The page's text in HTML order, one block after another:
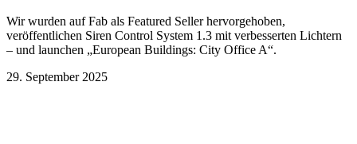
Wir wurden auf Fab als Featured Seller hervorgehoben,
veröffentlichen Siren Control System 1.3 mit verbesserten Lichtern
– und launchen „European Buildings: City Office A“.
29. September 2025